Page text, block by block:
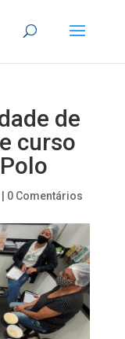
de
curso
0 Comentários